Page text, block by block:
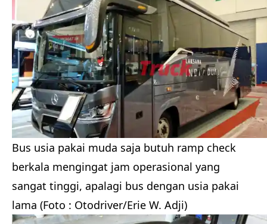
Bus usia pakai muda saja butuh ramp check
berkala mengingat jam operasional yang
sangat tinggi, apalagi bus dengan usia pakai
lama (Foto : Otodriver/Erie W. Adji)